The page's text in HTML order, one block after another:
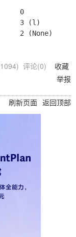
0
3 (l)
2 (None)
1094) 评论(0) 收藏
举报
刷新页面 返回顶部